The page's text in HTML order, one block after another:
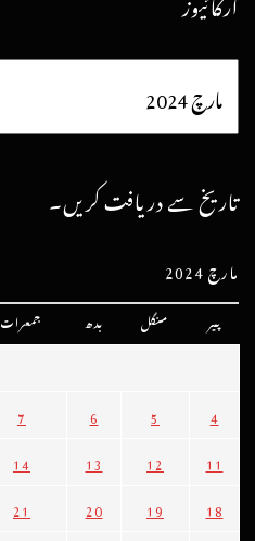
تاریخ سے دریافت کریں۔
مارچ 2024
پیر منگل بدھ جمعرات
4
5
6
7
11
12
13
14
18
19
20
21